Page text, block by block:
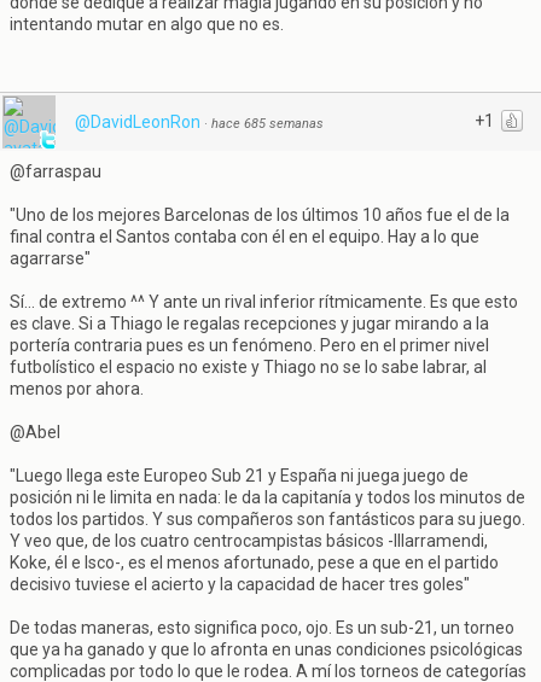
intentando mutar en algo que no es.
+1
@DavidLeonRon · hace 685 semanas
@farraspau
"Uno de los mejores Barcelonas de los últimos 10 años fue el de la
final contra el Santos contaba con él en el equipo. Hay a lo que
agarrarse"
Sí... de extremo ^^ Y ante un rival inferior rítmicamente. Es que esto
es clave. Si a Thiago le regalas recepciones y jugar mirando a la
portería contraria pues es un fenómeno. Pero en el primer nivel
futbolístico el espacio no existe y Thiago no se lo sabe labrar, al
menos por ahora.
@Abel
"Luego llega este Europeo Sub 21 y España ni juega juego de
posición ni le limita en nada: le da la capitanía y todos los minutos de
todos los partidos. Y sus compañeros son fantásticos para su juego.
Y veo que, de los cuatro centrocampistas básicos -Illarramendi,
Koke, él e Isco-, es el menos afortunado, pese a que en el partido
decisivo tuviese el acierto y la capacidad de hacer tres goles"
De todas maneras, esto significa poco, ojo. Es un sub-21, un torneo
que ya ha ganado y que lo afronta en unas condiciones psicológicas
complicadas por todo lo que le rodea. A mí los torneos de categorías